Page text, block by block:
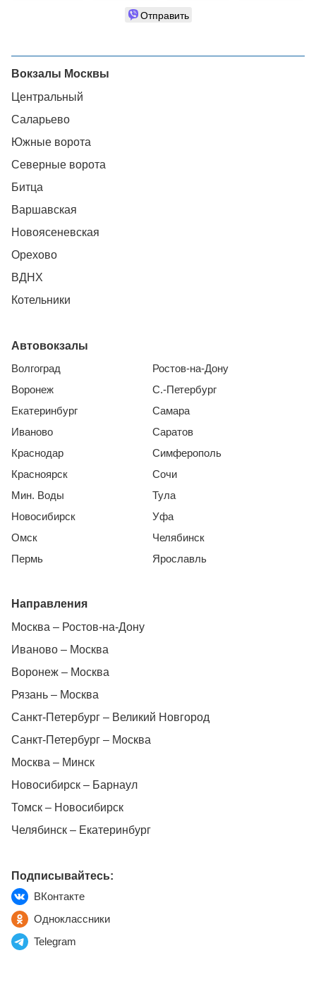
Отправить
Вокзалы Москвы
Центральный
Саларьево
Южные ворота
Северные ворота
Битца
Варшавская
Новоясеневская
Орехово
ВДНХ
Котельники
Автовокзалы
Волгоград
Воронеж
Екатеринбург
Иваново
Краснодар
Красноярск
Мин. Воды
Новосибирск
Омск
Пермь
Ростов-на-Дону
С.-Петербург
Самара
Саратов
Симферополь
Сочи
Тула
Уфа
Челябинск
Ярославль
Направления
Москва – Ростов-на-Дону
Иваново – Москва
Воронеж – Москва
Рязань – Москва
Санкт-Петербург – Великий Новгород
Санкт-Петербург – Москва
Москва – Минск
Новосибирск – Барнаул
Томск – Новосибирск
Челябинск – Екатеринбург
Подписывайтесь:
ВКонтакте
Одноклассники
Telegram